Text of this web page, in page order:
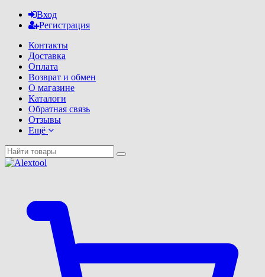
Вход
Регистрация
Контакты
Доставка
Оплата
Возврат и обмен
О магазине
Каталоги
Обратная связь
Отзывы
Ещё